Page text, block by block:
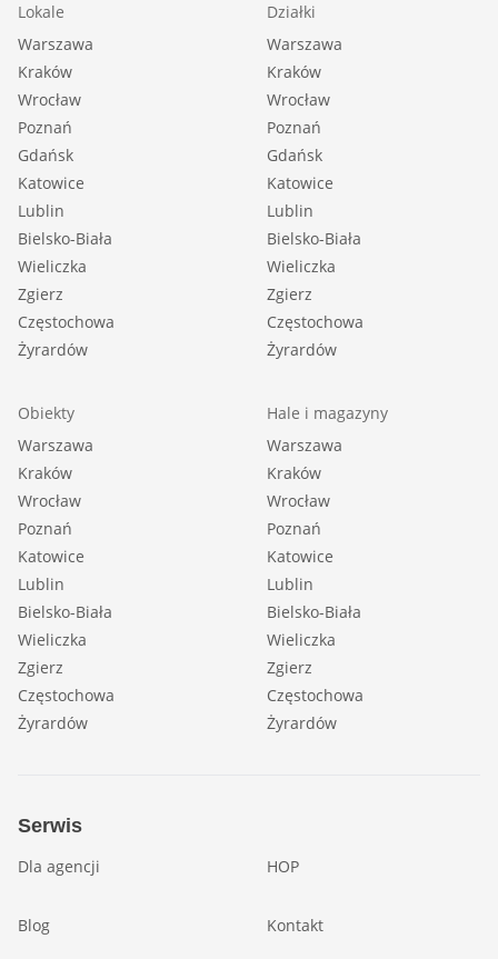
Lokale
Warszawa
Kraków
Wrocław
Poznań
Gdańsk
Katowice
Lublin
Bielsko-Biała
Wieliczka
Zgierz
Częstochowa
Żyrardów
Działki
Warszawa
Kraków
Wrocław
Poznań
Gdańsk
Katowice
Lublin
Bielsko-Biała
Wieliczka
Zgierz
Częstochowa
Żyrardów
Obiekty
Warszawa
Kraków
Wrocław
Poznań
Katowice
Lublin
Bielsko-Biała
Wieliczka
Zgierz
Częstochowa
Żyrardów
Hale i magazyny
Warszawa
Kraków
Wrocław
Poznań
Katowice
Lublin
Bielsko-Biała
Wieliczka
Zgierz
Częstochowa
Żyrardów
Serwis
Dla agencji HOP
Blog Kontakt